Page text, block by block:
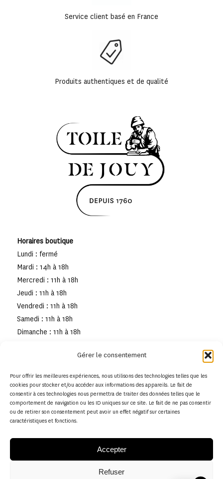
Gérer le consentement
Pour offrir les meilleures expériences, nous utilisons des technologies telles que les
cookies pour stocker et/ou accéder aux informations des appareils. Le fait de
consentir à ces technologies nous permettra de traiter des données telles que le
comportement de navigation ou les ID uniques sur ce site. Le fait de ne pas consentir
ou de retirer son consentement peut avoir un effet négatif sur certaines
caractéristiques et fonctions.
Accepter
Refuser
Service client basé en France
Produits authentiques et de qualité
Horaires boutique
Lundi : fermé
Mardi : 14h à 18h
Mercredi : 11h à 18h
Jeudi : 11h à 18h
Vendredi : 11h à 18h
Samedi : 11h à 18h
Dimanche : 11h à 18h